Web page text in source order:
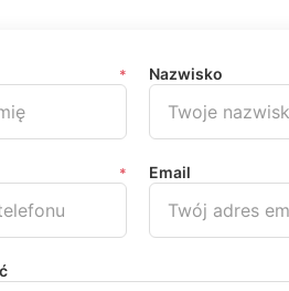
* Nazwisko
* Email